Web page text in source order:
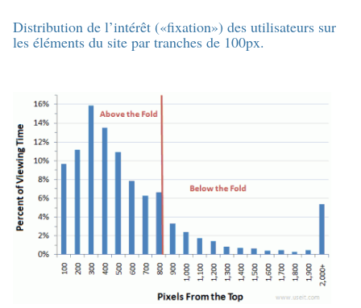
Distribution de l’intérêt («fixation») des utilisateurs sur
les éléments du site par tranches de 100px.